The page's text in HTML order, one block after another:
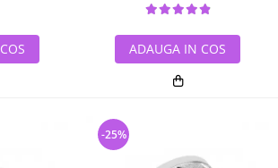
ADAUGA IN COS
-25%